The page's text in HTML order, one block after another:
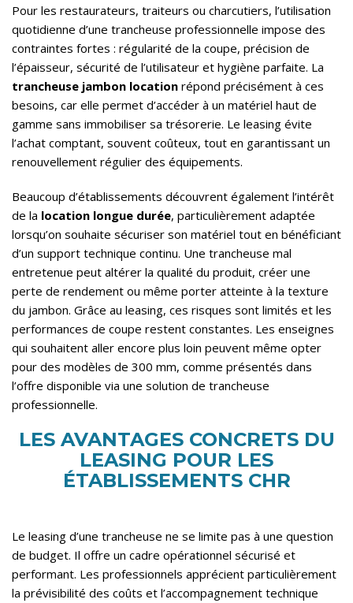
Pour les restaurateurs, traiteurs ou charcutiers, l’utilisation
quotidienne d’une trancheuse professionnelle impose des
contraintes fortes : régularité de la coupe, précision de
l’épaisseur, sécurité de l’utilisateur et hygiène parfaite. La
trancheuse jambon location répond précisément à ces
besoins, car elle permet d’accéder à un matériel haut de
gamme sans immobiliser sa trésorerie. Le leasing évite
l’achat comptant, souvent coûteux, tout en garantissant un
renouvellement régulier des équipements.
Beaucoup d’établissements découvrent également l’intérêt
de la location longue durée, particulièrement adaptée
lorsqu’on souhaite sécuriser son matériel tout en bénéficiant
d’un support technique continu. Une trancheuse mal
entretenue peut altérer la qualité du produit, créer une
perte de rendement ou même porter atteinte à la texture
du jambon. Grâce au leasing, ces risques sont limités et les
performances de coupe restent constantes. Les enseignes
qui souhaitent aller encore plus loin peuvent même opter
pour des modèles de 300 mm, comme présentés dans
l’offre disponible via une solution de trancheuse
professionnelle.
LES AVANTAGES CONCRETS DU
LEASING POUR LES
ÉTABLISSEMENTS CHR
Le leasing d’une trancheuse ne se limite pas à une question
de budget. Il offre un cadre opérationnel sécurisé et
performant. Les professionnels apprécient particulièrement
la prévisibilité des coûts et l’accompagnement technique